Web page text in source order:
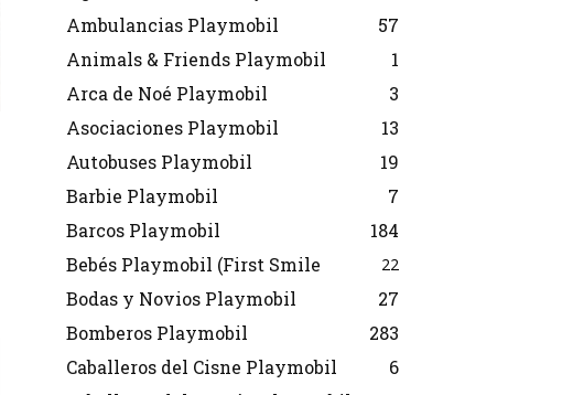
Ambulancias Playmobil
57
Animals & Friends Playmobil
1
Arca de Noé Playmobil
3
Asociaciones Playmobil
13
Autobuses Playmobil
19
Barbie Playmobil
7
Barcos Playmobil
184
Bebés Playmobil (First Smile
22
Bodas y Novios Playmobil
27
Bomberos Playmobil
283
Caballeros del Cisne Playmobil
6